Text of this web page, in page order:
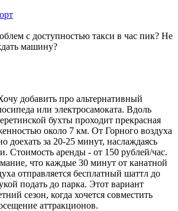
с доступностью такси в час пик? Не
машину?
добавить про альтернативный
или электросамоката. Вдоль
бухты проходит прекрасная
около 7 км. От Горного воздуха
доехать за 20-25 минут, наслаждаясь
Стоимость аренды - от 150 рублей/час.
что каждые 30 минут от канатной
отправляется бесплатный шаттл до
подать до парка. Этот вариант
сезон, когда хочется совместить
аттракционов.